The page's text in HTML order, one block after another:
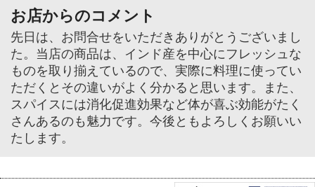
お店からのコメント
先日は、お問合せをいただきありがとうございまし
た。当店の商品は、インド産を中心にフレッシュな
ものを取り揃えているので、実際に料理に使ってい
ただくとその違いがよく分かると思います。また、
スパイスには消化促進効果など体が喜ぶ効能がたく
さんあるのも魅力です。今後ともよろしくお願いい
たします。